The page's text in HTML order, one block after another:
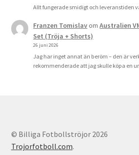
Allt fungerade smidigt och leveranstiden
Franzen TomislavomAustralien
Set (Tröja + Shorts)
26 juni 2026
Jag har inget annat än beröm – den är
rekommenderade att jag skulle köpa en
© Billiga Fotbollströjor 2026
Trojorfotboll.com.